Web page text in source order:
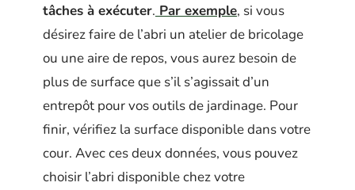
tâches à exécuter. Par exemple, si vous
désirez faire de l’abri un atelier de bricolage
ou une aire de repos, vous aurez besoin de
plus de surface que s’il s’agissait d’un
entrepôt pour vos outils de jardinage. Pour
finir, vérifiez la surface disponible dans votre
cour. Avec ces deux données, vous pouvez
choisir l’abri disponible chez votre